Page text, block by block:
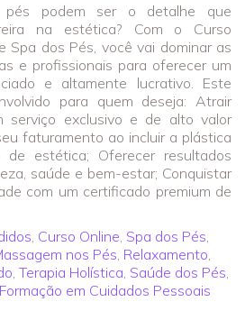
podem ser o detalhe que
na estética? Com o Curso
Spa dos Pés, você vai dominar as
e profissionais para oferecer um
e altamente lucrativo. Este
para quem deseja: Atrair
serviço exclusivo e de alto valor
faturamento ao incluir a plástica
estética; Oferecer resultados
saúde e bem-estar; Conquistar
com um certificado premium de
Curso Online Spa dos Pés
nos Pés Relaxamento
Terapia Holística Saúde dos Pés
Formação em Cuidados Pessoais